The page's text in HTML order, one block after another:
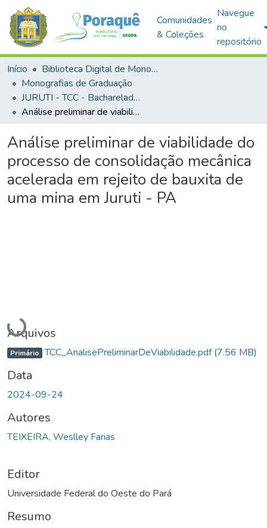
Comunidades
& Coleções
Navegue
no
repositório
Início
Biblioteca Digital de Monografias (BDM)
Monografias de Graduação
JURUTI - TCC - Bacharelado em Engenharia de Minas
Análise preliminar de viabilidade do processo de consolidação mecânica acelerada em rejeito de bauxita de uma mina em Juruti - PA
Análise preliminar de viabilidade do
processo de consolidação mecânica
acelerada em rejeito de bauxita de
uma mina em Juruti - PA
Carregando...
Arquivos
Primário TCC_AnalisePreliminarDeViabilidade.pdf(7.56 MB)
Data
2024-09-24
Autores
TEIXEIRA, Weslley Farias
Editor
Universidade Federal do Oeste do Pará
Resumo